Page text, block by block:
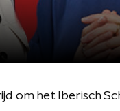
om het Iberisch